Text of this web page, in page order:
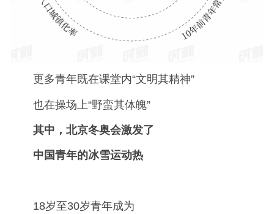
更多青年既在课堂内“文明其精神”
也在操场上“野蛮其体魄”
其中，北京冬奥会激发了
中国青年的冰雪运动热
18岁至30岁青年成为